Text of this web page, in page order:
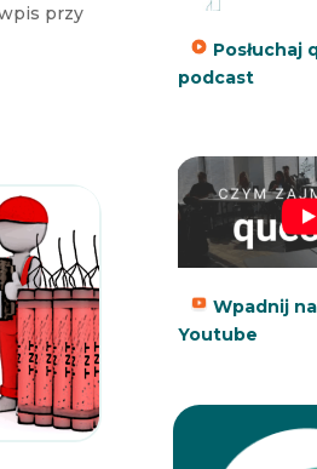
przy
Posłuchaj
podcast
Wpadnij
Youtube